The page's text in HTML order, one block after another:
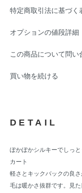
特定商取引法に基づく
オプションの値段詳細
この商品について問い
買い物を続ける
DETAIL
ぽかぽかシルキーでしっ
カート
軽さとキックバックの良
毛は暖かさ抜群です。見